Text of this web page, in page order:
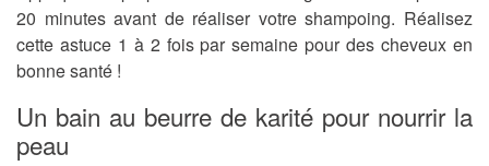
20 minutes avant de réaliser votre shampoing. Réalisez
cette astuce 1 à 2 fois par semaine pour des cheveux en
bonne santé !
Un bain au beurre de karité pour nourrir la
peau